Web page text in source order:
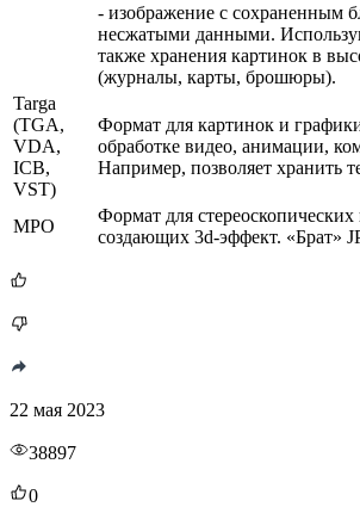
- изображение с сохраненным
несжатыми данными.
также хранения картинок в
(журналы, карты, брошюры).
Targa
(TGA,
VDA,
ICB,
VST)
Формат для картинок и
обработке видео, анимации,
Например, позволяет хранить
MPO
Формат для
создающих 3d-эффект. «Брат»
22 мая 2023
38897
0